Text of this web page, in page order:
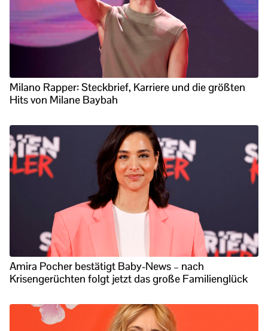
Milano Rapper: Steckbrief, Karriere und die größten
Hits von Milane Baybah
Amira Pocher bestätigt Baby-News – nach
Krisengerüchten folgt jetzt das große Familienglück